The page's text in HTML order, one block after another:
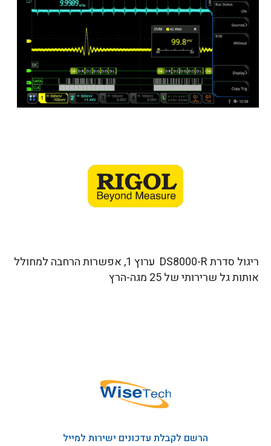
ריגול סדרת DS8000-R ערוץ 1, אפשרות הרחבה למחולל
אותות גל שרירותי של 25 מגה-הרץ
הרשם לקבלת עדכונים ישירות למייל